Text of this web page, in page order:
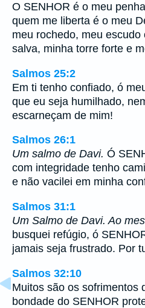
O SENHOR é o meu
quem me liberta é o meu
meu rochedo, meu
salva, minha torre forte e
Salmos 25:2
Em ti tenho confiado, ó
que eu seja humilhado,
escarneçam de mim!
Salmos 26:1
Um salmo de Davi. Ó
com integridade tenho
e não vacilei em minha
Salmos 31:1
Um Salmo de Davi. Ao
busquei refúgio, ó
jamais seja frustrado. Por
Salmos 32:10
Muitos são os sofrimentos
bondade do SENHOR